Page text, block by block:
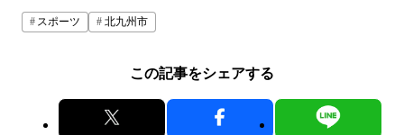
スポーツ 北九州市
この記事をシェアする